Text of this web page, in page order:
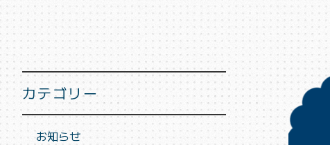
カテゴリー
お知らせ